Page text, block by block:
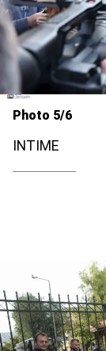
Photo 5/6
INTIME